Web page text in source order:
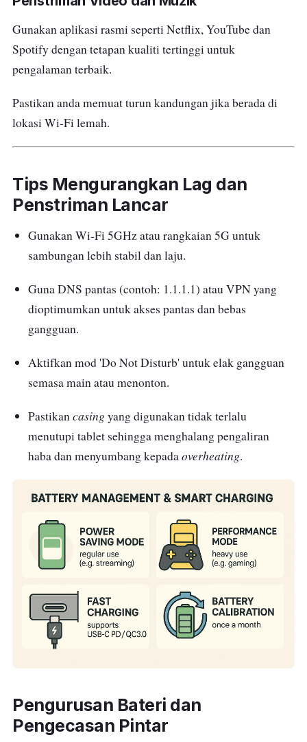
Gunakan aplikasi rasmi seperti Netflix, YouTube dan
Spotify dengan tetapan kualiti tertinggi untuk
pengalaman terbaik.
Pastikan anda memuat turun kandungan jika berada di
lokasi Wi-Fi lemah.
Tips Mengurangkan Lag dan
Penstriman Lancar
Gunakan Wi-Fi 5GHz atau rangkaian 5G untuk
sambungan lebih stabil dan laju.
Guna DNS pantas (contoh: 1.1.1.1) atau VPN yang
dioptimumkan untuk akses pantas dan bebas
gangguan.
Aktifkan mod 'Do Not Disturb' untuk elak gangguan
semasa main atau menonton.
Pastikancasingyang digunakan tidak terlalu
menutupi tablet sehingga menghalang pengaliran
haba dan menyumbang kepadaoverheating.
Pengurusan Bateri dan
Pengecasan Pintar